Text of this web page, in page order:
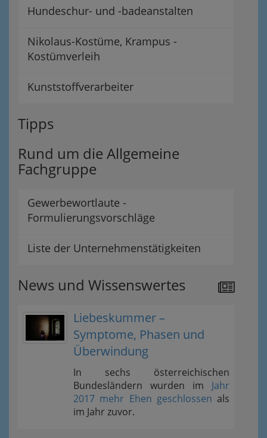
Hundeschur- und -badeanstalten
Nikolaus-Kostüme, Krampus -
Kostümverleih
Kunststoffverarbeiter
Tipps
Rund um die Allgemeine
Fachgruppe
Gewerbewortlaute -
Formulierungsvorschläge
Liste der Unternehmenstätigkeiten
News und Wissenswertes
Liebeskummer –
Symptome, Phasen und
Überwindung
In sechs österreichischen
Bundesländern wurden im Jahr
2017 mehr Ehen geschlossen als
im Jahr zuvor.